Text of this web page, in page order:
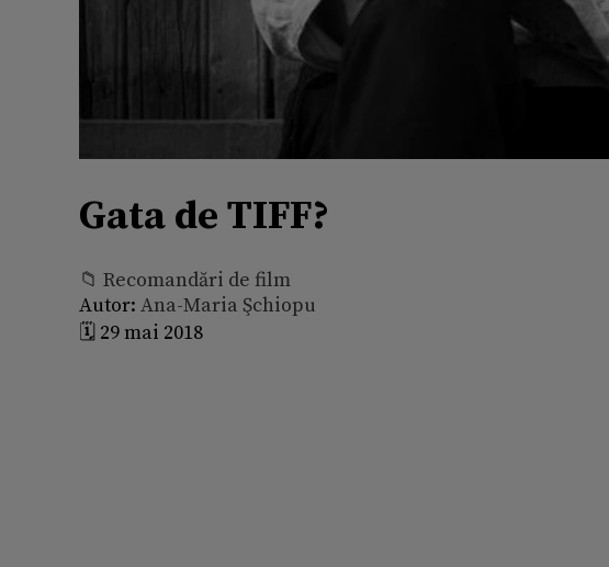
Gata de TIFF?
📁 Recomandări de film
Autor: Ana-Maria Şchiopu
🗓️ 29 mai 2018